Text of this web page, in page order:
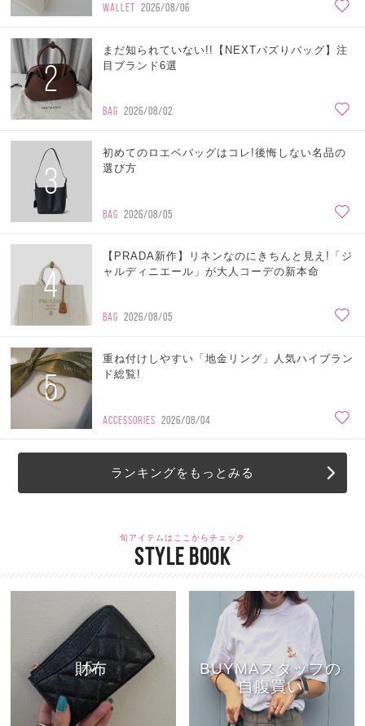
WALLET 2026/08/06
2
まだ知られていない!!【NEXTバズりバッグ】注
目ブランド6選
BAG 2026/08/02
3
初めてのロエベバッグはコレ!後悔しない名品の
選び方
BAG 2026/08/05
4
【PRADA新作】リネンなのにきちんと見え!「ジ
ャルディニエール」が大人コーデの新本命
BAG 2026/08/05
5
重ね付けしやすい「地金リング」人気ハイブラン
ド総覧!
ACCESSORIES 2026/08/04
ランキングをもっとみる
旬アイテムはここからチェック
STYLE BOOK
財布
BUYMAスタッフの
自腹買い